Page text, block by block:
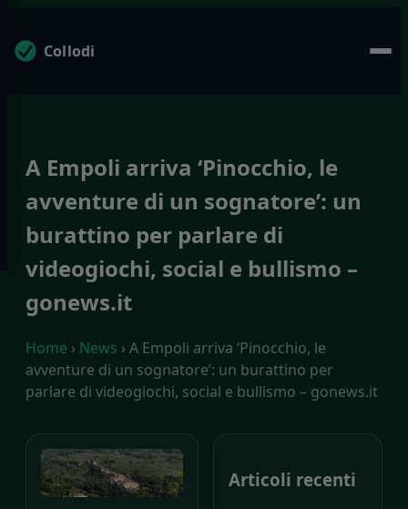
Collodi
A Empoli arriva ‘Pinocchio, le
avventure di un sognatore’: un
burattino per parlare di
videogiochi, social e bullismo –
gonews.it
Home › News › A Empoli arriva ‘Pinocchio, le
avventure di un sognatore’: un burattino per
parlare di videogiochi, social e bullismo – gonews.it
Articoli recenti